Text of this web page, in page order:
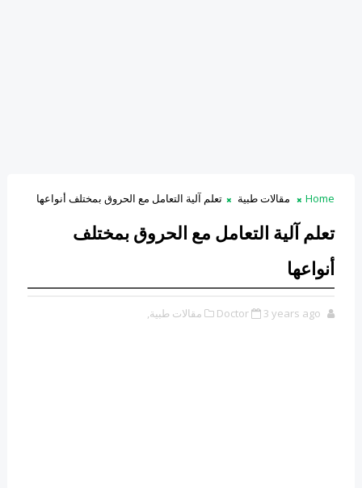
Home مقالات طبية تعلم آلية التعامل مع الحروق بمختلف أنواعها
تعلم آلية التعامل مع الحروق بمختلف
أنواعها
Doctor 3 years ago مقالات طبية,